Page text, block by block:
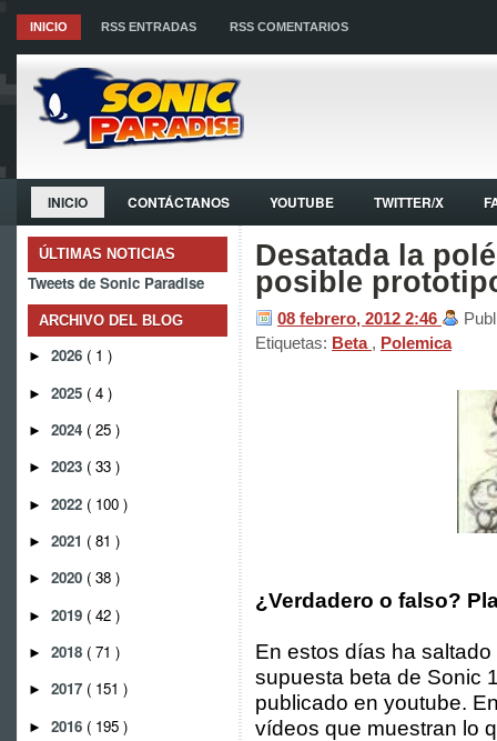
INICIO RSS ENTRADAS RSS COMENTARIOS
INICIO CONTÁCTANOS YOUTUBE TWITTER/X
ÚLTIMAS NOTICIAS
Tweets de Sonic Paradise
ARCHIVO DEL BLOG
► 2026 ( 1 )
► 2025 ( 4 )
► 2024 ( 25 )
► 2023 ( 33 )
► 2022 ( 100 )
► 2021 ( 81 )
► 2020 ( 38 )
► 2019 ( 42 )
► 2018 ( 71 )
► 2017 ( 151 )
► 2016 ( 195 )
Desatada la
posible
08 febrero, 2012 2:46
Etiquetas: Beta , Polemica
¿Verdadero o falso?
En estos días ha
supuesta beta de Sonic
publicado en youtube.
vídeos que muestran lo